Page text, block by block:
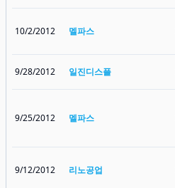
10/2/2012 멜파스
9/28/2012 일진디스플
9/25/2012 멜파스
9/12/2012 리노공업